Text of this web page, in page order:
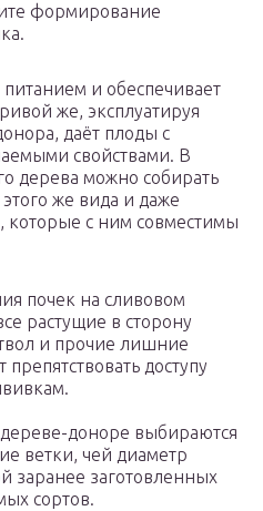
формирование
и обеспечивает
же, эксплуатируя
даёт плоды с
свойствами. В
дерева можно собирать
же вида и даже
которые с ним совместимы
почек на сливовом
растущие в сторону
и прочие лишние
доступу
доноре выбираются
ветки, чей диаметр
заранее заготовленных
сортов.